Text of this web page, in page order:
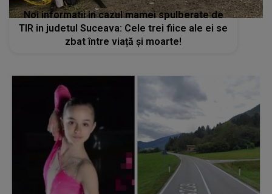
Noi informatii in cazul mamei spulberate de
TIR in judetul Suceava: Cele trei fiice ale ei se
zbat între viață și moarte!